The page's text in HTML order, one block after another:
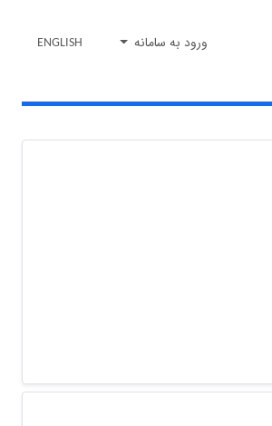
ورود به سامانه ENGLISH